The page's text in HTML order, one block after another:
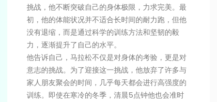
挑战，他不断突破自己的身体极限，力求完美。最
初，他的体能状况并不适合长时间的耐力跑，但他
没有退缩，而是通过科学的训练方法和坚韧的毅
力，逐渐提升了自己的水平。
他告诉自己，马拉松不仅是对身体的考验，更是对
意志的挑战。为了迎接这一挑战，他放弃了许多与
家人朋友聚会的时间，几乎每天都会进行高强度的
训练。即使在寒冷的冬季，清晨5点钟他也会准时